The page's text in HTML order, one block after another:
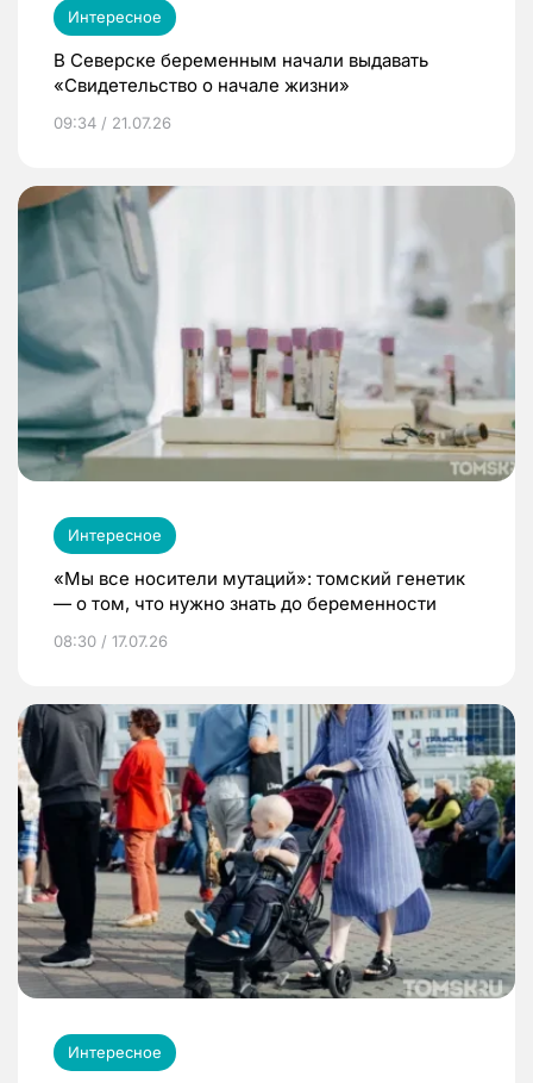
Интересное
В Северске беременным начали выдавать
«Свидетельство о начале жизни»
09:34 / 21.07.26
Интересное
«Мы все носители мутаций»: томский генетик
— о том, что нужно знать до беременности
08:30 / 17.07.26
Интересное